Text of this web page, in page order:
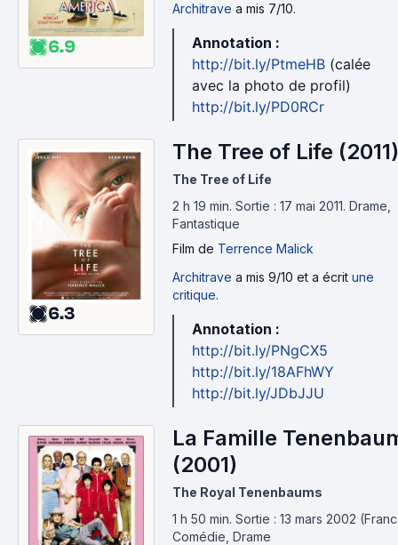
6.9
Architrave a mis 7/10.
Annotation :
http://bit.ly/PtmeHB (calée
avec la photo de profil)
http://bit.ly/PD0RCr
6.3
The Tree of Life (2011)
The Tree of Life
2 h 19 min. Sortie : 17 mai 2011. Drame,
Fantastique
Film de Terrence Malick
Architrave a mis 9/10 et a écrit une
critique.
Annotation :
http://bit.ly/PNgCX5
http://bit.ly/18AFhWY
http://bit.ly/JDbJJU
La Famille
(2001)
The Royal Tenenbaums
1 h 50 min. Sortie : 13 mars 2002
Comédie, Drame